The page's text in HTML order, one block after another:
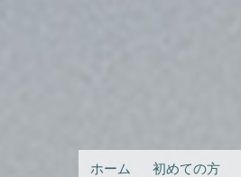
ホーム 初めての方